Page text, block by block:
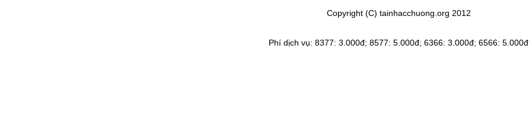
Copyright (C) tainhacchuong.org 2012
Phí dịch vụ: 8377: 3.000đ; 8577: 5.000đ; 6366: 3.000đ; 6566: 5.000đ